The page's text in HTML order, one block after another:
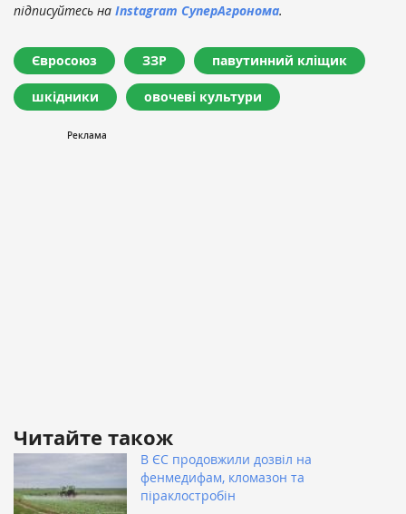
підписуйтесь на Instagram СуперАгронома.
Євросоюз ЗЗР павутинний кліщик
шкідники овочеві культури
Читайте також
В ЄС продовжили дозвіл на
фенмедифам, кломазон та
піраклостробін